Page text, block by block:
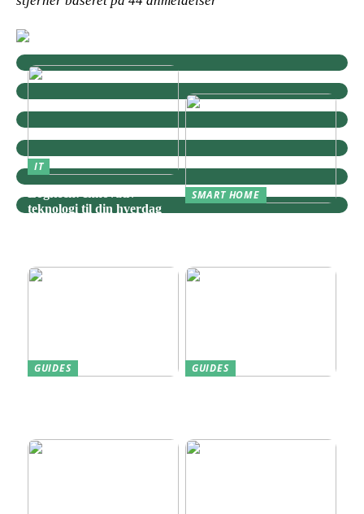
IT
teknologi til din hverdag
SMART HOME
GUIDES
GUIDES